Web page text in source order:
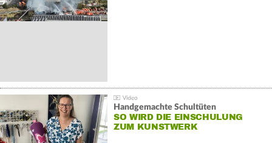
Handgemachte Schultüten
SO WIRD DIE EINSCHULUNG
ZUM KUNSTWERK